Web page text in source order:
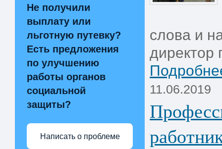
Не получили
выплату или
льготную путевку?
Есть предложения
по улучшению
работы органов
социальной
защиты?
Написать о проблеме
слова и
директор
11.06.2019